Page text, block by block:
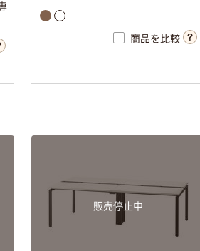
商品を比較
販売停止中